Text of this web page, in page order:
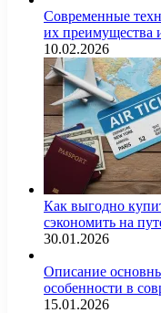
Современные
их преимущества
10.02.2026
Как выгодно
сэкономить на
30.01.2026
Описание
особенности в
15.01.2026